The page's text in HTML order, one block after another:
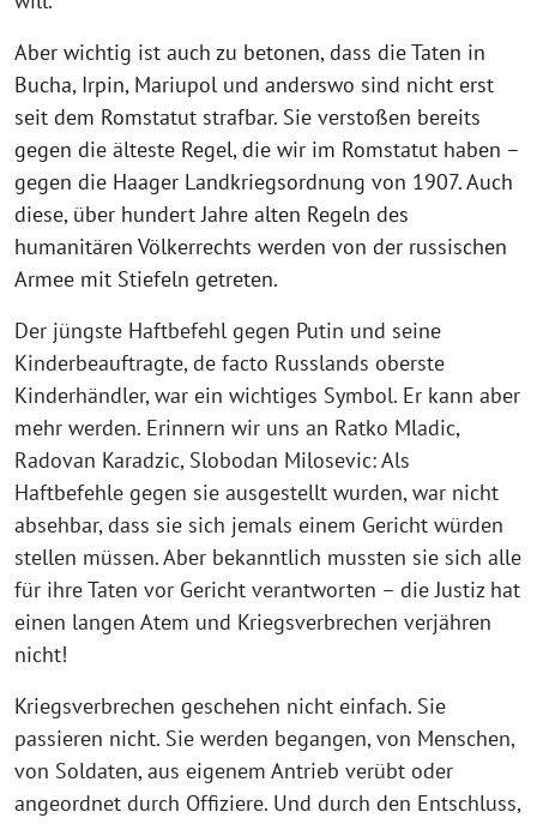
Aber wichtig ist auch zu betonen, dass die Taten in
Bucha, Irpin, Mariupol und anderswo sind nicht erst
seit dem Romstatut strafbar. Sie verstoßen bereits
gegen die älteste Regel, die wir im Romstatut haben –
gegen die Haager Landkriegsordnung von 1907. Auch
diese, über hundert Jahre alten Regeln des
humanitären Völkerrechts werden von der russischen
Armee mit Stiefeln getreten.
Der jüngste Haftbefehl gegen Putin und seine
Kinderbeauftragte, de facto Russlands oberste
Kinderhändler, war ein wichtiges Symbol. Er kann aber
mehr werden. Erinnern wir uns an Ratko Mladic,
Radovan Karadzic, Slobodan Milosevic: Als
Haftbefehle gegen sie ausgestellt wurden, war nicht
absehbar, dass sie sich jemals einem Gericht würden
stellen müssen. Aber bekanntlich mussten sie sich alle
für ihre Taten vor Gericht verantworten – die Justiz hat
einen langen Atem und Kriegsverbrechen verjähren
nicht!
Kriegsverbrechen geschehen nicht einfach. Sie
passieren nicht. Sie werden begangen, von Menschen,
von Soldaten, aus eigenem Antrieb verübt oder
angeordnet durch Offiziere. Und durch den Entschluss,